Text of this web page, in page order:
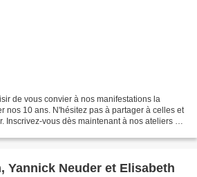
de vous convier à nos manifestations la
nos 10 ans. N'hésitez pas à partager à celles et
Inscrivez-vous dès maintenant à nos ateliers et
Yannick Neuder et Elisabeth